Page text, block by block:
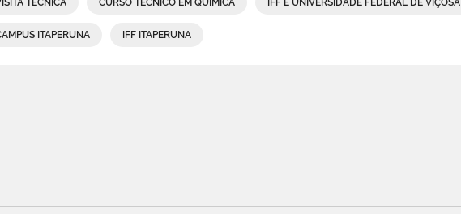
TÉCNICA CURSO TÉCNICO EM QUÍMICA IFF E UNIVERSIDADE FEDERAL DE VIÇOSA
ITAPERUNA IFF ITAPERUNA